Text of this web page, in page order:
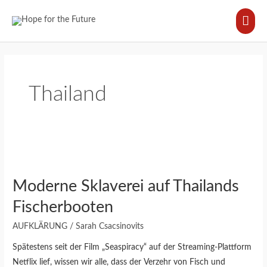
Inhalt
Thailand
Moderne Sklaverei auf Thailands
Fischerbooten
AUFKLÄRUNG /Sarah Csacsinovits
Spätestens seit der Film „Seaspiracy“ auf der Streaming-Plattform
Netflix lief, wissen wir alle, dass der Verzehr von Fisch und
auf
Thailands
Fischerbooten